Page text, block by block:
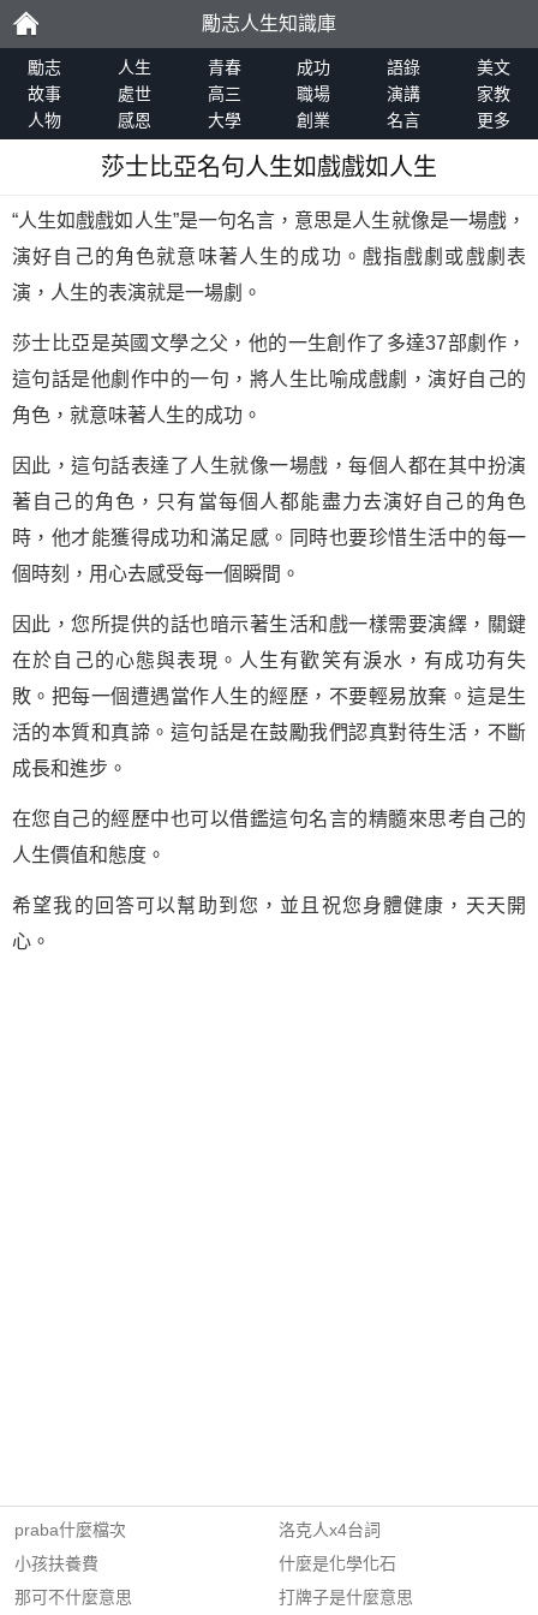
勵
志
勵志人生知識庫
勵志 人生 青春 成功 語錄
美文
故事
處世 高三 職場 演講
家教
人物
感恩 大學 創業 名言 更多
莎士比亞名句人生如戲戲如人生
“人生如戲戲如人生”是一句名言，意思是人生就像是一場戲，
演好自己的角色就意味著人生的成功。戲指戲劇或戲劇表
演，人生的表演就是一場劇。
莎士比亞是英國文學之父，他的一生創作了多達37部劇作，
這句話是他劇作中的一句，將人生比喻成戲劇，演好自己的
角色，就意味著人生的成功。
因此，這句話表達了人生就像一場戲，每個人都在其中扮演
著自己的角色，只有當每個人都能盡力去演好自己的角色
時，他才能獲得成功和滿足感。同時也要珍惜生活中的每一
個時刻，用心去感受每一個瞬間。
因此，您所提供的話也暗示著生活和戲一樣需要演繹，關鍵
在於自己的心態與表現。人生有歡笑有淚水，有成功有失
敗。把每一個遭遇當作人生的經歷，不要輕易放棄。這是生
活的本質和真諦。這句話是在鼓勵我們認真對待生活，不斷
成長和進步。
在您自己的經歷中也可以借鑑這句名言的精髓來思考自己的
人生價值和態度。
希望我的回答可以幫助到您，並且祝您身體健康，天天開
心。
praba什麼檔次
小孩扶養費
那可不什麼意思
洛克人x4台詞
什麼是化學化石
打牌子是什麼意思